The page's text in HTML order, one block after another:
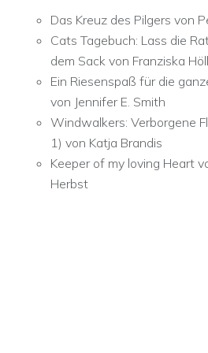
Das Kreuz des Pilgers von
Cats Tagebuch: Lass die
dem Sack von Franziska
Ein Riesenspaß für die
von Jennifer E. Smith
Windwalkers: Verborgene
1) von Katja Brandis
Keeper of my loving Heart
Herbst